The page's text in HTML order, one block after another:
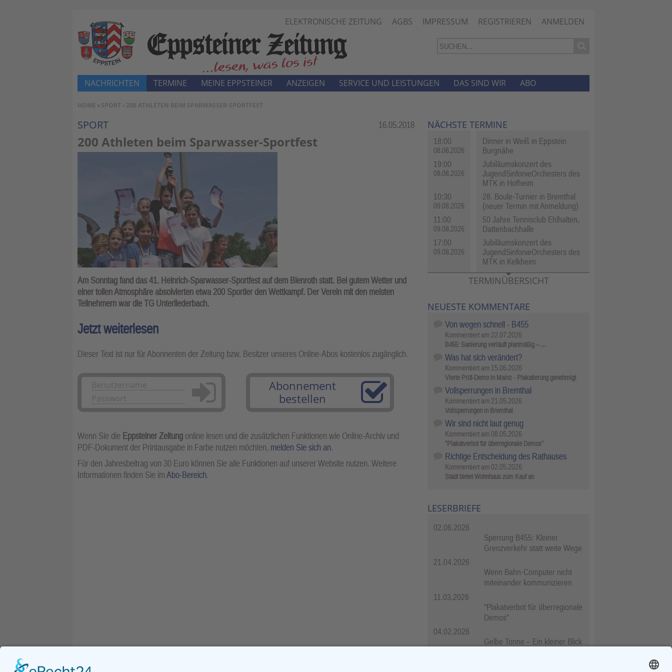
ELEKTRONISCHE ZEITUNG AGBS IMPRESSUM REGISTRIEREN ANMELDEN
SIE BEFINDEN SICH HIER:
HOME › SPORT › 200 ATHLETEN BEIM SPARWASSER-SPORTFEST
Rubrik:
SPORT 16.05.2018
200 Athleten beim Sparwasser-Sportfest
Am Sonntag fand das 41. Heinrich-Sparwasser-Sportfest auf dem Bienroth statt. Bei gutem Wetter und
einer tollen Atmosphäre absolvierten etwa 200 Sportler den Wettkampf. Der Verein mit den meisten
Teilnehmern war die TG Unterliederbach.
Jetzt weiterlesen
Dieser Text ist nur für Abonnenten der Zeitung bzw. Besitzer unseres Online-Abos kostenlos zugänglich.
Anmelden
Abonnement
bestellen
Wenn Sie die Eppsteiner Zeitung online lesen und die zusätzlichen Funktionen wie Online-Archiv und
PDF-Dokument der Printausgabe in Farbe nutzen möchten, melden Sie sich an.
Für den Jahresbeitrag von 30 Euro können Sie alle Funktionen auf unserer Website nutzen. Weitere
Informationen finden Sie imAbo-Bereich.
NÄCHSTE TERMINE
18:00
08.08.2026
Dinner in Weiß in Eppstein
Burgnähe
19:00
08.08.2026
Jubiläumskonzert des
JugendSinfonieOrchesters des
MTK in Hofheim
10:30
09.08.2026
28. Boule-Turnier in Bremthal
(neuer Termin mit Anmeldung)
11:00
09.08.2026
50 Jahre Tennisclub Ehlhalten,
Dattenbachhalle
17:00
09.08.2026
Jubiläumskonzert des
JugendSinfonieOrchesters des
MTK in Kelkheim
TERMINÜBERSICHT
NEUESTE KOMMENTARE
Von wegen schnell - B455
Kommentiert am 22.07.2026
B455: Sanierung verläuft planmäßig – …
Was hat sich verändert?
Kommentiert am 15.06.2026
Vierte Prüf-Demo in Mainz - Plakatierung genehmigt
Vollsperrungen in Bremthal
Kommentiert am 21.05.2026
Vollsperrungen in Bremthal
Wir sind nicht laut genug
Kommentiert am 08.05.2026
"Plakatverbot für überregionale Demos"
Richtige Entscheidung des Rathauses
Kommentiert am 02.05.2026
Stadt bietet Wohnhaus zum Kauf an
LESERBRIEFE
02.06.2026
Sperrung B455: Kleiner
Grenzverkehr statt weite Wege
21.04.2026
Wenn Bahn-Computer nicht
miteinander kommunizieren
11.03.2026
"Plakatverbot für überregionale
Demos"
04.02.2026
Gelbe Tonne – Ein kleiner Blick
NACHRICHTEN TERMINE MEINE EPPSTEINER ANZEIGEN SERVICE UND LEISTUNGEN DAS SIND WIR ABO